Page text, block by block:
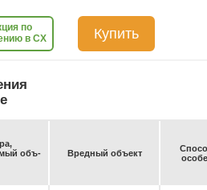
по
в СХ
Купить
объ­
Вред­ный объ­ект